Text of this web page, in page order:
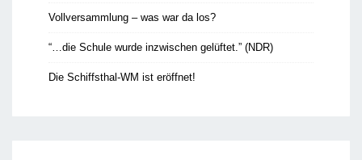
Vollversammlung – was war da los?
“…die Schule wurde inzwischen gelüftet.” (NDR)
Die Schiffsthal-WM ist eröffnet!